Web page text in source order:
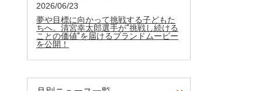
2026/06/23
夢や目標に向かって挑戦する子どもた
ちへ。清宮幸太郎選手が“挑戦し続ける
ことの価値”を届けるブランドムービー
を公開！